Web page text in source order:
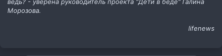
Морозова.
lifenews